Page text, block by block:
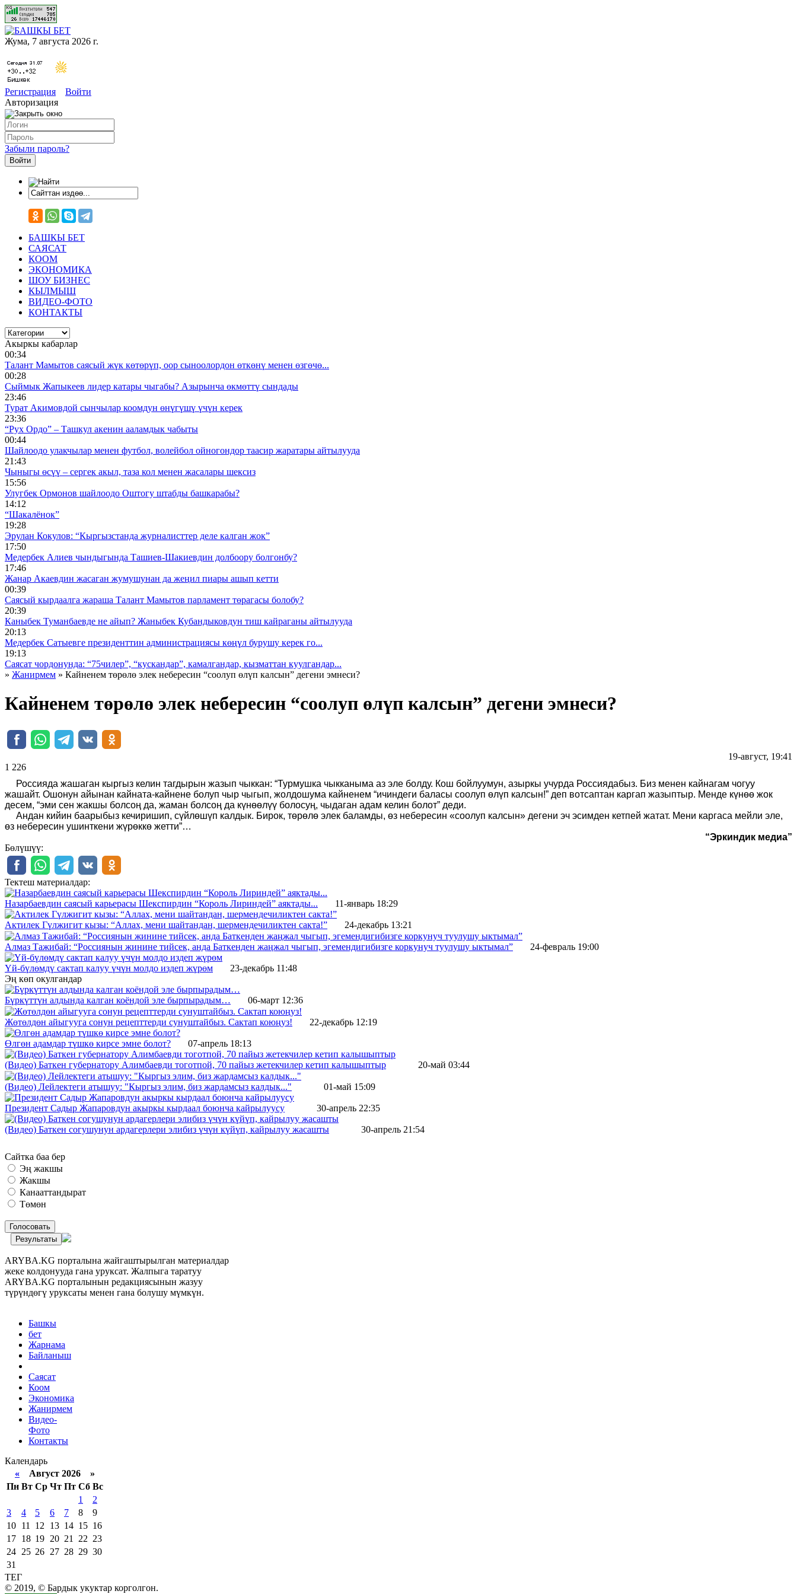
Жума, 7 августа 2026 г.
Регистрация
Войти
Авторизация
Забыли пароль?
БАШКЫ БЕТ
САЯСАТ
КООМ
ЭКОНОМИКА
ШОУ БИЗНЕС
КЫЛМЫШ
ВИДЕО-ФОТО
КОНТАКТЫ
Акыркы кабарлар
00:34
Талант Мамытов саясый жүк көтөрүп, оор сыноолордон өткөнү менен өзгөчө...
00:28
Сыймык Жапыкеев лидер катары чыгабы? Азырынча өкмөттү сындады
23:46
Турат Акимовдой сынчылар коомдун өнүгүшү үчүн керек
23:36
“Рух Ордо” – Ташкул акенин ааламдык чабыты
00:44
Шайлоодо улакчылар менен футбол, волейбол ойногондор таасир жаратары айтылууда
21:43
Чыныгы өсүү – сергек акыл, таза кол менен жасалары шексиз
15:56
Улугбек Ормонов шайлоодо Оштогу штабды башкарабы?
14:12
“Шакалёнок”
19:28
Эрулан Кокулов: “Кыргызстанда журналисттер деле калган жок”
17:50
Медербек Алиев чындыгында Ташиев-Шакиевдин долбоору болгонбу?
17:46
Жанар Акаевдин жасаган жумушунан да жеңил пиары ашып кетти
00:39
Саясый кырдаалга жараша Талант Мамытов парламент төрагасы болобу?
20:39
Каныбек Туманбаевде не айып? Жаныбек Кубандыковдун тиш кайраганы айтылууда
20:13
Медербек Сатыевге президенттин администрациясы көңүл бурушу керек го...
19:13
Саясат чордонунда: “75чилер”, “кускандар”, камалгандар, кызматтан куулгандар...
» Жанирмем » Кайненем төрөлө элек небересин “соолуп өлүп калсын” дегени эмнеси?
Кайненем төрөлө элек небересин “соолуп өлүп калсын” дегени эмнеси?
19-август, 19:41
1 226 ᠌ ᠌ ᠌ ᠌᠌ ᠌ ᠌᠌
Россияда жашаган кыргыз келин тагдырын жазып чыккан: “Турмушка чыкканыма аз эле болду. Кош бойлуумун, азыркы учурда Россиядабыз. Биз менен кайнагам чогуу
жашайт. Ошонун айынан кайната-кайнене болуп чыр чыгып, жолдошума кайненем “ичиндеги баласы соолуп өлүп калсын!” деп вотсаптан каргап жазыптыр. Менде күнөө жок
десем, “эми сен жакшы болсоң да, жаман болсоң да күнөөлүү болосуң, чыдаган адам келин болот” деди.
Андан кийин баарыбыз кечиришип, сүйлөшүп калдык. Бирок, төрөлө элек баламды, өз небересин «соолуп калсын» дегени эч эсимден кетпей жатат. Мени каргаса мейли эле,
өз небересин ушинткени жүрөккө жетти”…
“Эркиндик медиа”
Бөлүшүү:
Тектеш материалдар:
Назарбаевдин саясый карьерасы Шекспирдин “Король Лириндей” аяктады... 11-январь 18:29
Актилек Гүлжигит кызы: “Аллах, мени шайтандан, шермендечиликтен сакта!” 24-декабрь 13:21
Алмаз Тажибай: “Россиянын жинине тийсек, анда Баткенден жаңжал чыгып, эгемендигибизге коркунуч туулушу ыктымал” 24-февраль 19:00
Үй-бүлөмдү сактап калуу үчүн молдо издеп жүрөм
23-декабрь 11:48
Эң көп окулгандар
Бүркүттүн алдында калган коёндой эле бырпырадым… 06-март 12:36
Жөтөлдөн айыгууга сонун рецепттерди сунуштайбыз. Сактап коюңуз! 22-декабрь 12:19
Өлгөн адамдар түшкө кирсе эмне болот? 07-апрель 18:13
(Видео) Баткен губернатору Алимбаевди тоготпой, 70 пайыз жетекчилер кетип калышыптыр 20-май 03:44
(Видео) Лейлектеги атышуу: "Кыргыз элим, биз жардамсыз калдык..." 01-май 15:09
Президент Садыр Жапаровдун акыркы кырдаал боюнча кайрылуусу 30-апрель 22:35
(Видео) Баткен согушунун ардагерлери элибиз үчүн күйүп, кайрылуу жасашты 30-апрель 21:54
Сайтка баа бер
Эң жакшы
Жакшы
Канааттандырат
Төмөн
Голосовать
Результаты
ARYBA.KG порталына жайгаштырылган материалдар
жеке колдонууда гана уруксат. Жалпыга таратуу
ARYBA.KG порталынын редакциясынын жазуу
түрүндөгү уруксаты менен гана болушу мүмкүн.
Башкы
бет
Жарнама
Байланыш
Саясат
Коом
Экономика
Жанирмем
Видео-
Фото
Контакты
Календарь
« Август 2026 »
Пн Вт Ср Чт Пт Сб Вс
1
2
3
4 5 6 7 8
9
10 11 12 13 14 15 16
17 18 19 20 21 22 23
24 25 26 27 28 29 30
31
ТЕГ
© 2019, © Бардык укуктар корголгон.